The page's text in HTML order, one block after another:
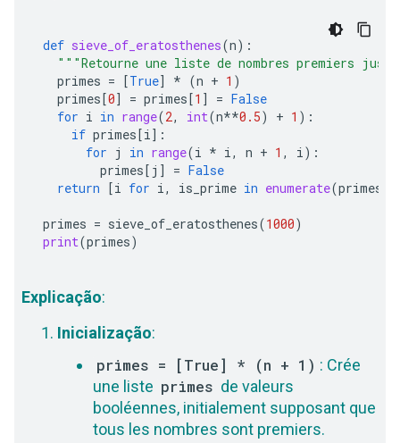
def sieve_of_eratosthenes(n):
"""Retourne une liste de nombres premiers
primes = [True] * (n + 1 )
primes[0] = primes[1 ] = False
for i in range(2, int(n**0.5) + 1 ):
if primes[i]:
for j in range(i * i, n + 1 , i):
primes[ j ] = False
return [i for i, is_prime in enumerate(primes
primes = sieve_of_eratosthenes(1000)
print(primes)
Explicação:
Inicialização:
primes = [True] * (n + 1) : Crée
une liste primes de valeurs
booléennes, initialement supposant que
tous les nombres sont premiers.